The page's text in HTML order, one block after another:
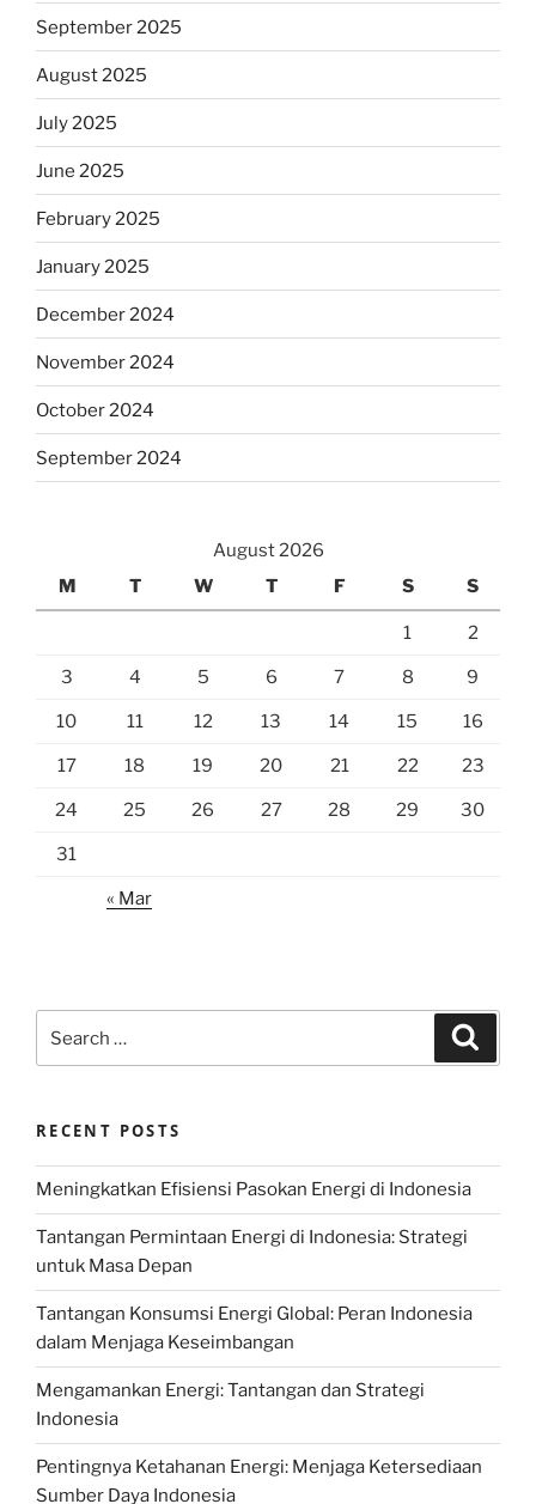
September 2025
August 2025
July 2025
June 2025
February 2025
January 2025
December 2024
November 2024
October 2024
September 2024
August 2026
M
T W T F S S
1 2
3 4 5 6 7 8 9
10 11 12 13 14 15 16
17 18 19 20 21 22 23
24 25 26 27 28 29 30
31
« Mar
for:
RECENT POSTS
Meningkatkan Efisiensi Pasokan Energi di Indonesia
Tantangan Permintaan Energi di Indonesia: Strategi
untuk Masa Depan
Tantangan Konsumsi Energi Global: Peran Indonesia
dalam Menjaga Keseimbangan
Mengamankan Energi: Tantangan dan Strategi
Indonesia
Pentingnya Ketahanan Energi: Menjaga Ketersediaan
Sumber Daya Indonesia